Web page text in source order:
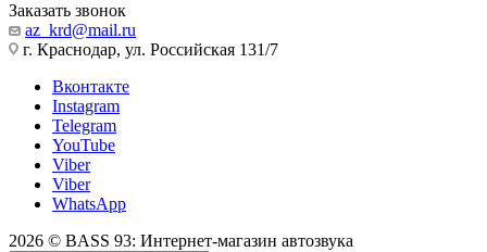
Заказать звонок
az_krd@mail.ru
г. Краснодар, ул. Российская 131/7
Вконтакте
Instagram
Telegram
YouTube
Viber
Viber
WhatsApp
2026 © BASS 93: Интернет-магазин автозвука